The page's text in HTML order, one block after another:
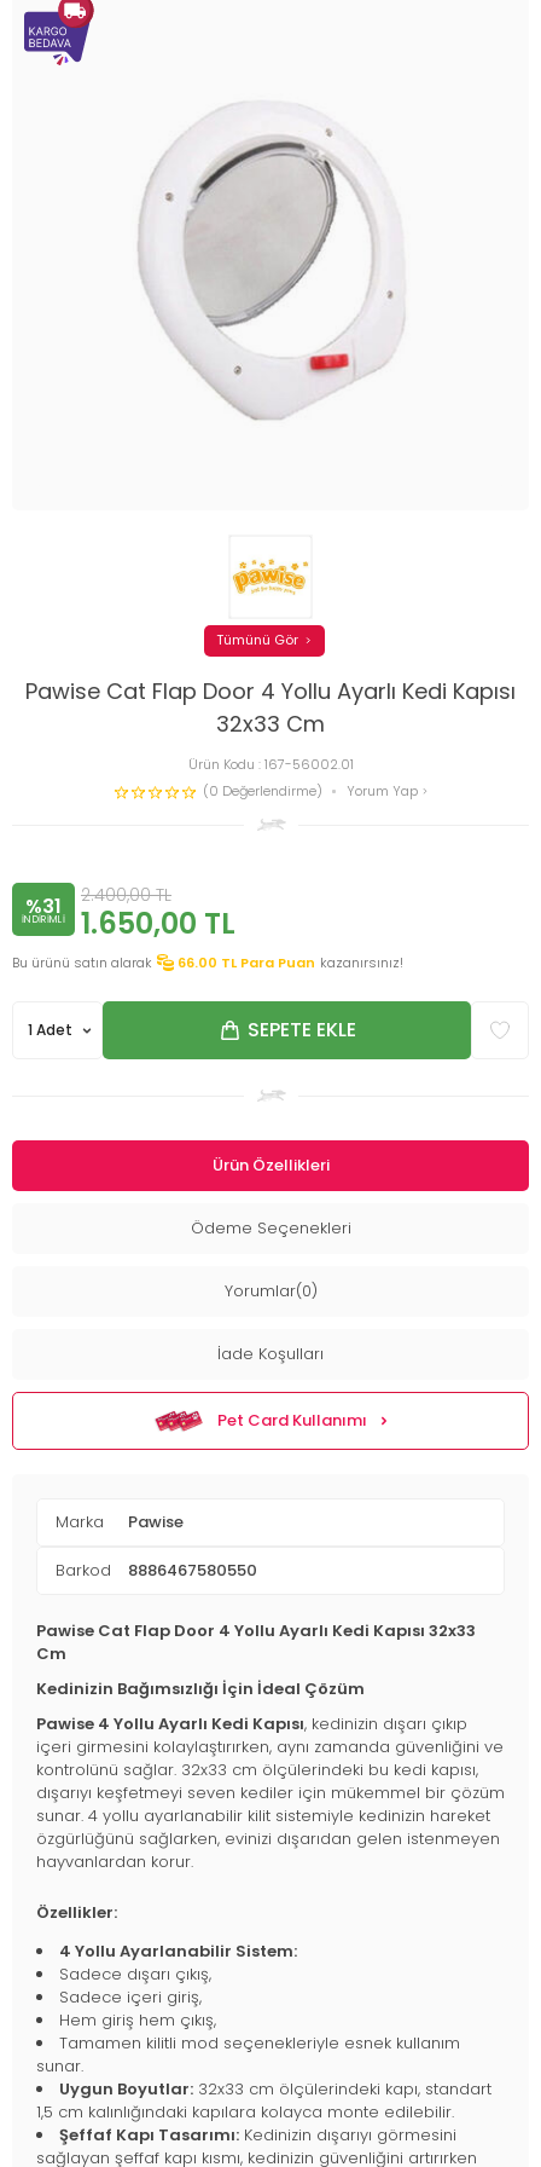
Pawise Cat Flap Door 4 Yollu Ayarlı Kedi Kapısı
32x33 Cm
Ürün Kodu :167-56002.01
(0 Değerlendirme)
Yorum Yap
Tümünü Gör
%31
INDIRIMLI
2.400,00TL
1.650,00 TL
Bu ürünü satın alarak 66.00 TL Para Puan kazanırsınız!
SEPETE EKLE
Ürün Özellikleri
Ödeme Seçenekleri
Yorumlar(0)
İade Koşulları
Pet Card Kullanımı
Marka Pawise
Barkod 8886467580550
Pawise Cat Flap Door 4 Yollu Ayarlı Kedi Kapısı 32x33
Cm
Kedinizin Bağımsızlığı İçin İdeal Çözüm
Pawise 4 Yollu Ayarlı Kedi Kapısı, kedinizin dışarı çıkıp
içeri girmesini kolaylaştırırken, aynı zamanda güvenliğini ve
kontrolünü sağlar. 32x33 cm ölçülerindeki bu kedi kapısı,
dışarıyı keşfetmeyi seven kediler için mükemmel bir çözüm
sunar. 4 yollu ayarlanabilir kilit sistemiyle kedinizin hareket
özgürlüğünü sağlarken, evinizi dışarıdan gelen istenmeyen
hayvanlardan korur.
Özellikler:
4 Yollu Ayarlanabilir Sistem:
Sadece dışarı çıkış,
Sadece içeri giriş,
Hem giriş hem çıkış,
Tamamen kilitli mod seçenekleriyle esnek kullanım
sunar.
Uygun Boyutlar: 32x33 cm ölçülerindeki kapı, standart
1,5 cm kalınlığındaki kapılara kolayca monte edilebilir.
Şeffaf Kapı Tasarımı: Kedinizin dışarıyı görmesini
sağlayan şeffaf kapı kısmı, kedinizin güvenliğini artırırken